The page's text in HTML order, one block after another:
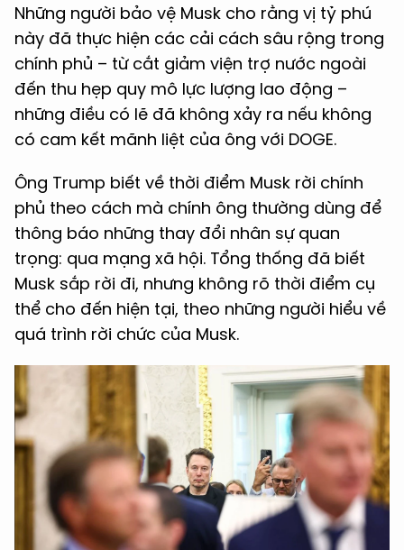
Những người bảo vệ Musk cho rằng vị tỷ phú
này đã thực hiện các cải cách sâu rộng trong
chính phủ – từ cắt giảm viện trợ nước ngoài
đến thu hẹp quy mô lực lượng lao động –
những điều có lẽ đã không xảy ra nếu không
có cam kết mãnh liệt của ông với DOGE.
Ông Trump biết về thời điểm Musk rời chính
phủ theo cách mà chính ông thường dùng để
thông báo những thay đổi nhân sự quan
trọng: qua mạng xã hội. Tổng thống đã biết
Musk sắp rời đi, nhưng không rõ thời điểm cụ
thể cho đến hiện tại, theo những người hiểu về
quá trình rời chức của Musk.